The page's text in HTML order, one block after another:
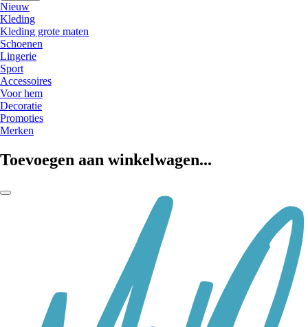
Nieuw
Kleding
Kleding grote maten
Schoenen
Lingerie
Sport
Accessoires
Voor hem
Decoratie
Promoties
Merken
Toevoegen aan winkelwagen...